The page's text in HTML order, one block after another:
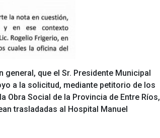
general, que el Sr. Presidente Municipal
a la solicitud, mediante petitorio de los
Obra Social de la Provincia de Entre Ríos,
trasladadas al Hospital Manuel